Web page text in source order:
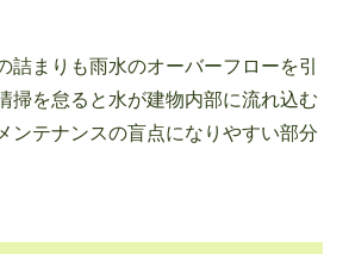
詰まりも雨水のオーバーフローを引
掃を怠ると水が建物内部に流れ込む
ンテナンスの盲点になりやすい部分